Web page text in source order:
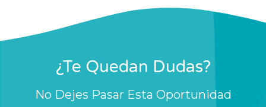
¿Te Quedan Dudas?
No Dejes Pasar Esta Oportunidad